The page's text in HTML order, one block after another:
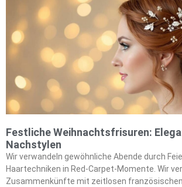
perlenbesetzten Haarspangen geschmückt
Brigitte Bardot inspirierten Knoten verkörpern
Wir fügen jedem Style sofortigen Y2K-Glamour
Transformationen durch Lametta-Strähnen
Sprays. Unsere spektakulären Looks ziehen
bei den Feierlichkeiten alle Blicke auf sich.
Festliche Weihnachtsfrisuren:
Nachstylen
Wir verwandeln gewöhnliche Abende durch
Haartechniken in Red-Carpet-Momente. Wir
Zusammenkünfte mit zeitlosen